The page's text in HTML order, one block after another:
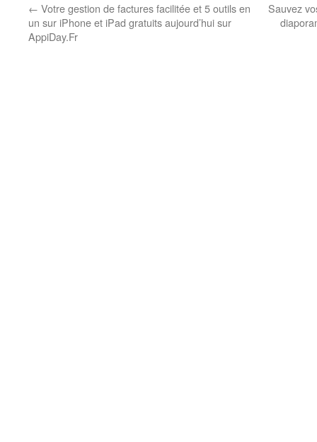
← Votre gestion de factures facilitée et 5 outils en
un sur iPhone et iPad gratuits aujourd’hui sur
AppiDay.Fr
Sauvez